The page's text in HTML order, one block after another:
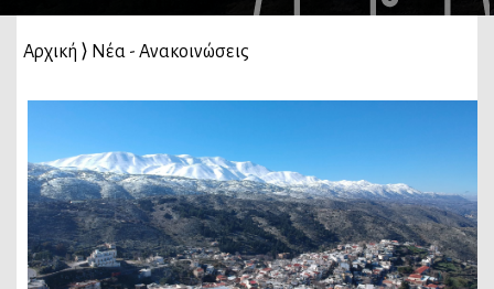
Αρχική ⟩ Νέα - Ανακοινώσεις